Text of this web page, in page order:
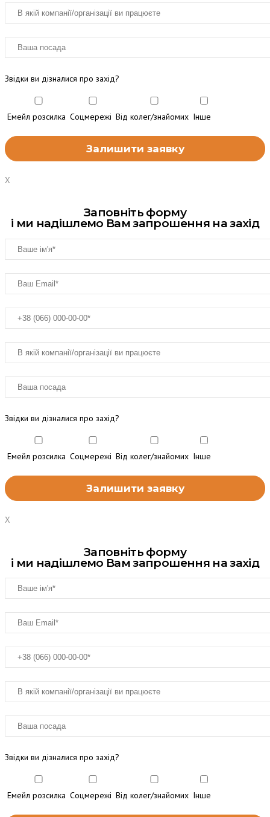
Звідки ви дізналися про захід?
Емейл розсилка Соцмережі Від колег/знайомих Інше
X
Заповніть форму
і ми надішлемо Вам запрошення на захід
Звідки ви дізналися про захід?
Емейл розсилка Соцмережі Від колег/знайомих Інше
X
Заповніть форму
і ми надішлемо Вам запрошення на захід
Звідки ви дізналися про захід?
Емейл розсилка Соцмережі Від колег/знайомих Інше